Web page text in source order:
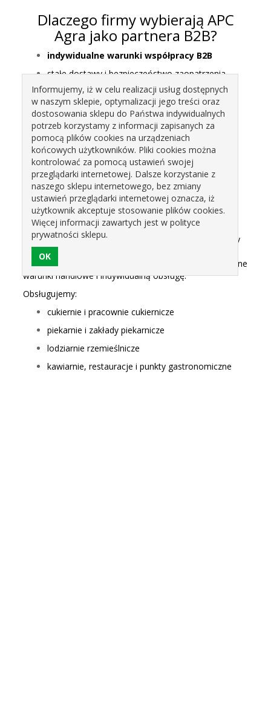
Dlaczego firmy wybierają APC
Agra jako partnera B2B?
indywidualne warunki współpracy B2B
stałe dostawy i bezpieczeństwo zaopatrzenia
6 000+ produktów dostępnych od ręki
100+ znanych marek i producentów
lokalna obsługa – Opolskie i Śląskie
szybki kontakt z dedykowanym handlowcem
Stałe zaopatrzenie dla cukierni, piekarni i
gastronomii – współpraca B2B
APC Agrato zaufanahurtownia cukiernicza i
gastronomicznaz ponad30-letnim
doświadczeniem. Współpracujemy z firmami z branży
spożywczej na terenie
śląskiego
, zapewniając stabilne dostawy, konkurencyjne
warunki handlowe i indywidualną obsługę.
Obsługujemy:
cukiernie i pracownie cukiernicze
piekarnie i zakłady piekarnicze
lodziarnie rzemieślnicze
kawiarnie, restauracje i punkty gastronomiczne
Informujemy, iż w celu realizacji usług dostępnych
w naszym sklepie, optymalizacji jego treści oraz
dostosowania sklepu do Państwa indywidualnych
potrzeb korzystamy z informacji zapisanych za
pomocą plików cookies na urządzeniach
końcowych użytkowników. Pliki cookies można
kontrolować za pomocą ustawień swojej
przeglądarki internetowej. Dalsze korzystanie z
naszego sklepu internetowego, bez zmiany
ustawień przeglądarki internetowej oznacza, iż
użytkownik akceptuje stosowanie plików cookies.
Więcej informacji zawartych jest w polityce
prywatności sklepu.